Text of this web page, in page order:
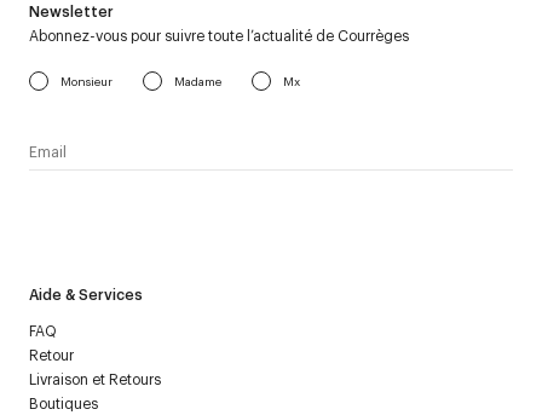
Aide & Services
FAQ
Retour
Livraison et Retours
Boutiques
Newsletter
Abonnez-vous pour suivre toute l’actualité de Courrèges
Monsieur Madame Mx